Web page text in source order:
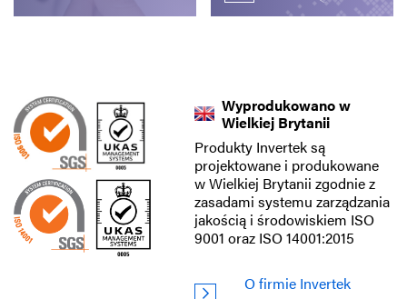
Wyprodukowano w
Wielkiej Brytanii
Produkty Invertek są
projektowane i produkowane
w Wielkiej Brytanii zgodnie z
zasadami systemu zarządzania
jakością i środowiskiem ISO
9001 oraz ISO 14001:2015
O firmie Invertek